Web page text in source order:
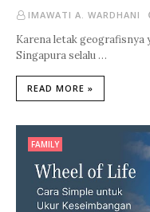
IMAWATI A. WARDHANI
Karena letak geografisnya
Singapura selalu …
READ MORE »
FAMILY